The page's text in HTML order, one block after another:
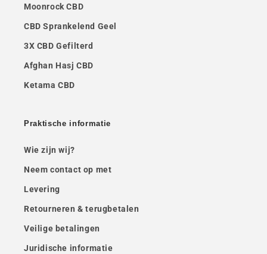
Moonrock CBD
CBD Sprankelend Geel
3X CBD Gefilterd
Afghan Hasj CBD
Ketama CBD
Praktische informatie
Wie zijn wij?
Neem contact op met
Levering
Retourneren & terugbetalen
Veilige betalingen
Juridische informatie